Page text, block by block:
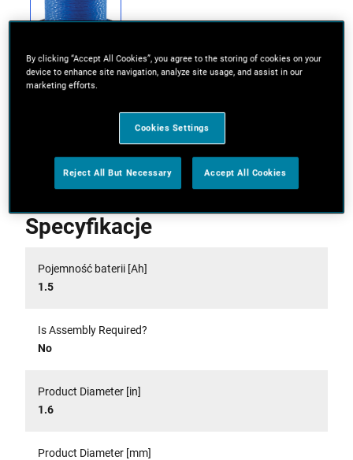
Dual autofeed replacement line
Specyfikacje
Pojemność baterii [Ah]
1.5
Is Assembly Required?
No
Product Diameter [in]
1.6
Product Diameter [mm]
By clicking “Accept All Cookies”, you agree to the storing of cookies on your
device to enhance site navigation, analyze site usage, and assist in our
marketing efforts.
Cookies Settings
Reject All But Necessary Accept All Cookies